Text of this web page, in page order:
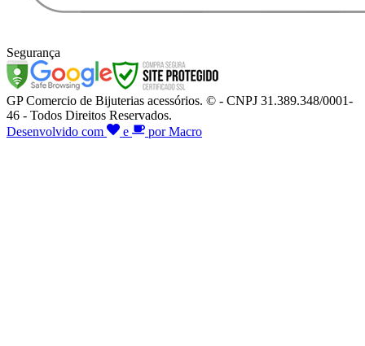
Segurança
GP Comercio de Bijuterias acessórios. © - CNPJ 31.389.348/0001-
46 - Todos Direitos Reservados.
Desenvolvido com
e por Macro